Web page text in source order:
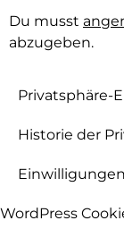
Du musst
abzugeben.
Privatsphäre-
Historie der
WordPress